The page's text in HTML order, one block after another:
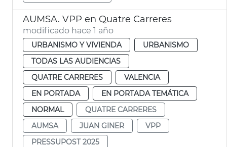
AUMSA. VPP en Quatre Carreres
modificado hace 1 año
URBANISMO Y VIVIENDA
URBANISMO
TODAS LAS AUDIENCIAS
QUATRE CARRERES
VALENCIA
EN PORTADA
EN PORTADA TEMÁTICA
NORMAL
QUATRE CARRERES
AUMSA
JUAN GINER
VPP
PRESSUPOST 2025